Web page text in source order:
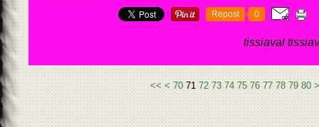
Repost 0
tissiaval
<< < 10
20
30
40
50
60
70 71 72 73 74 75 76 77 78 79 80 >